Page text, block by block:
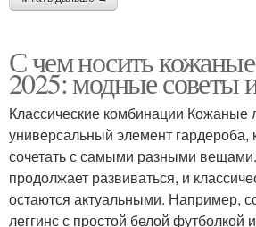
С чем носить
2025: модные советы
Классические комбинации Кожаные
универсальный элемент
сочетать с самыми разными
продолжает развиваться, и
остаются актуальными. Например,
леггинс с простой белой футболкой